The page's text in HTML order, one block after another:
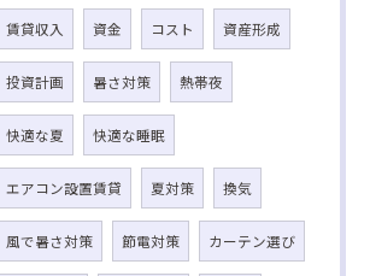
賃貸収入 資金 コスト 資産形成
投資計画 暑さ対策 熱帯夜
快適な夏 快適な睡眠
エアコン設置賃貸 夏対策 換気
風で暑さ対策 節電対策 カーテン選び